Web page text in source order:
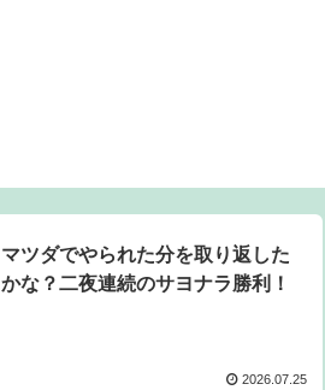
マツダでやられた分を取り返した
かな？二夜連続のサヨナラ勝利！
2026.07.25